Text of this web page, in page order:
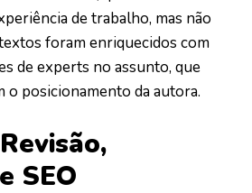
de trabalho, mas não
foram enriquecidos com
de experts no assunto, que
o posicionamento da autora.
SEO